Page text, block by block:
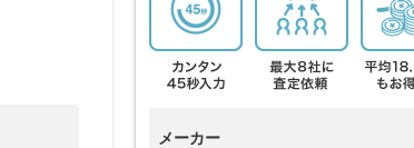
メーカー